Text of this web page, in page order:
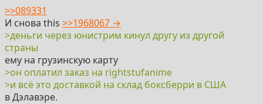
>>089331
И снова this >>1968067 →
>деньги через юнистрим кинул другу из другой
страны
ему на грузинскую карту
>он оплатил заказ на rightstufanime
>и всё это доставкой на склад боксберри в США
в Дэлавэре.